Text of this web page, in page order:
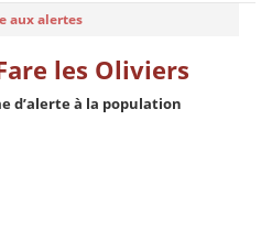
aux alertes
les Oliviers
d’alerte à la population